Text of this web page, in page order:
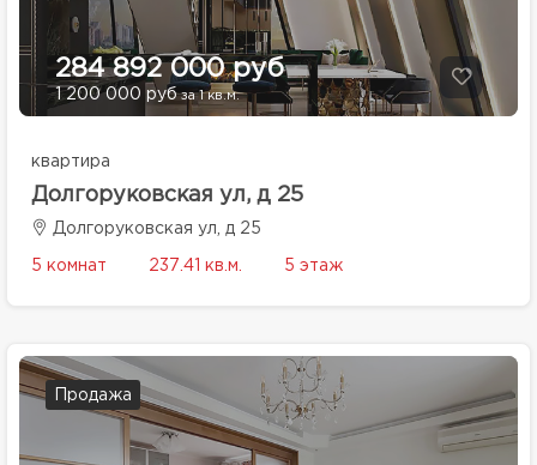
284 892 000 руб
1 200 000 рубза 1 кв.м.
квартира
Долгоруковская ул, д 25
Долгоруковская ул, д 25
5 комнат 237.41 кв.м. 5 этаж
Продажа